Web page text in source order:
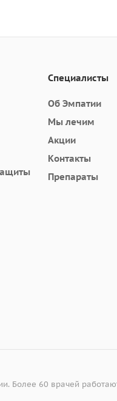
Специалисты
Об Эмпатии
Мы лечим
Акции
Контакты
Препараты
Более 60 врачей